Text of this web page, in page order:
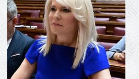
16:35 -Το πρόγραμμα του ΠΑΟΚ
Champions League!
16:27 -Όλυμπος: Εντάχθηκε στον
Κληρονομιάς της UNESCO –
Όλυμπος αναγνωρίστηκε ως φυσικό
αγαθό εξέχουσας οικουμενικής αξίας
ανθρωπότητα